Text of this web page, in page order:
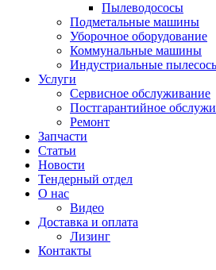
Пылеводососы
Подметальные машины
Уборочное оборудование
Коммунальные машины
Индустриальные
Услуги
Сервисное обслуживание
Постгарантийное
Ремонт
Запчасти
Статьи
Новости
Тендерный отдел
О нас
Видео
Доставка и оплата
Лизинг
Контакты